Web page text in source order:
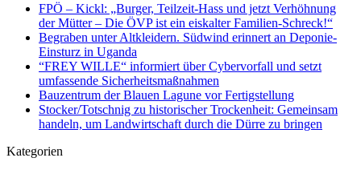
FPÖ – Kickl: „Burger, Teilzeit-Hass und jetzt Verhöhnung
der Mütter – Die ÖVP ist ein eiskalter Familien-Schreck!“
Begraben unter Altkleidern. Südwind erinnert an Deponie-
Einsturz in Uganda
“FREY WILLE“ informiert über Cybervorfall und setzt
umfassende Sicherheitsmaßnahmen
Bauzentrum der Blauen Lagune vor Fertigstellung
Stocker/Totschnig zu historischer Trockenheit: Gemeinsam
handeln, um Landwirtschaft durch die Dürre zu bringen
Kategorien